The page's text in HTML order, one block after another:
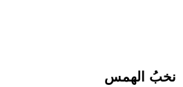
نخبُ الهمس